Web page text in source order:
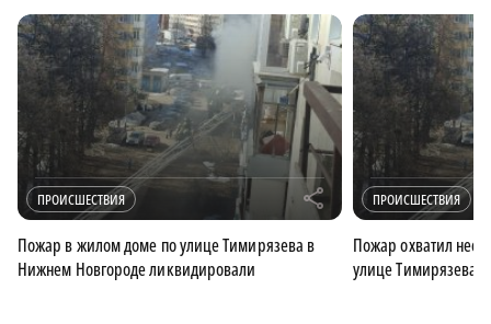
ПРОИСШЕСТВИЯ r
Пожар в жилом доме по улице Тимирязева в
Нижнем Новгороде ликвидировали
ПРОИСШЕСТВИЯ
Пожар охватил
улице Тимирязева